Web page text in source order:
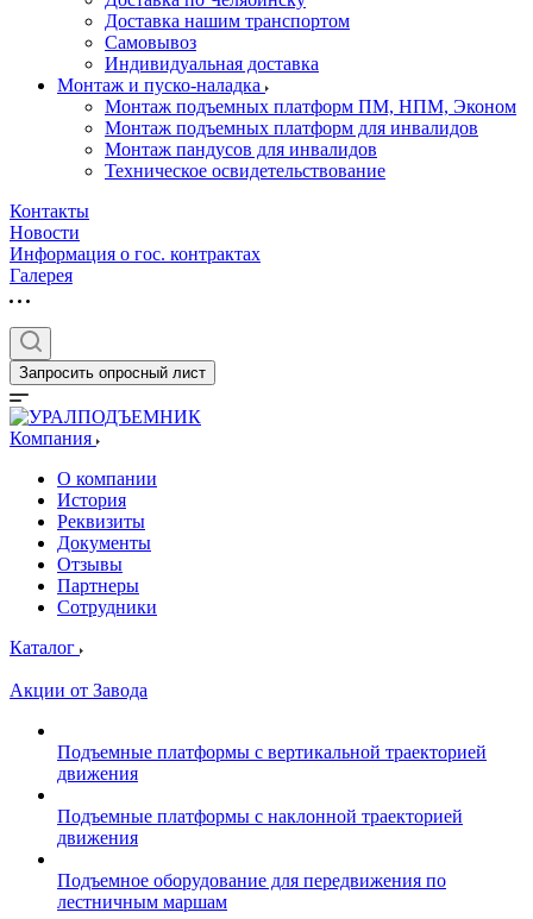
Доставка нашим транспортом
Самовывоз
Индивидуальная доставка
Монтаж и пуско-наладка
Монтаж подъемных платформ ПМ, НПМ, Эконом
Монтаж подъемных платформ для инвалидов
Монтаж пандусов для инвалидов
Техническое освидетельствование
Контакты
Новости
Информация о гос. контрактах
Галерея
Запросить опросный лист
Компания
О компании
История
Реквизиты
Документы
Отзывы
Партнеры
Сотрудники
Каталог
Акции от Завода
Подъемные платформы с вертикальной траекторией
движения
Подъемные платформы с наклонной траекторией
движения
Подъемное оборудование для передвижения по
лестничным маршам